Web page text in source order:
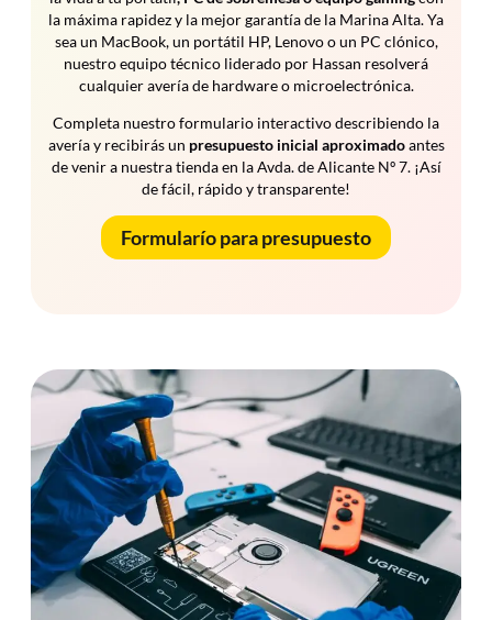
la máxima rapidez y la mejor garantía de la Marina Alta. Ya
sea un MacBook, un portátil HP, Lenovo o un PC clónico,
nuestro equipo técnico liderado por Hassan resolverá
cualquier avería de hardware o microelectrónica.
Completa nuestro formulario interactivo describiendo la
avería y recibirás un presupuesto inicial aproximadoantes
de venir a nuestra tienda en la Avda. de Alicante Nº 7. ¡Así
de fácil, rápido y transparente!
Formularío para presupuesto